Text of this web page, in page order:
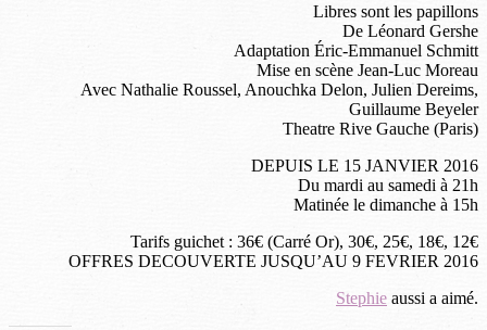
Libres sont les papillons
De Léonard Gershe
Adaptation Éric-Emmanuel Schmitt
Mise en scène Jean-Luc Moreau
Avec Nathalie Roussel, Anouchka Delon, Julien Dereims,
Guillaume Beyeler
Theatre Rive Gauche (Paris)
DEPUIS LE 15 JANVIER 2016
Du mardi au samedi à 21h
Matinée le dimanche à 15h
Tarifs guichet : 36€ (Carré Or), 30€, 25€, 18€, 12€
OFFRES DECOUVERTE JUSQU’AU 9 FEVRIER 2016
Stephie aussi a aimé.